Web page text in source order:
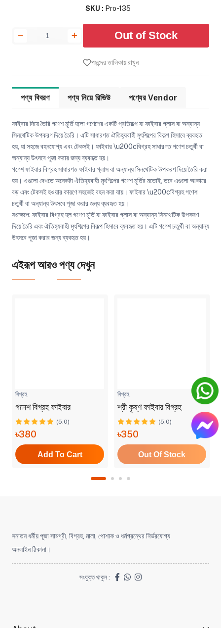
SKU : Pro-135
Out of Stock
পছন্দের তালিকায় রাখুন
পণ্য বিবরণ পণ্য নিয়ে রিভিউ পণ্যের Vendor
ফাইবার দিয়ে তৈরি গণেশ মূর্তি হলো গণেশের একটি প্রতিরূপ যা ফাইবার গ্লাস বা অন্যান্য
সিনথেটিক উপকরণ দিয়ে তৈরি। এটি সাধারণত ঐতিহ্যবাহী মৃৎশিল্পের বিকল্প হিসাবে ব্যবহৃত
হয়, যা সহজে বহনযোগ্য এবং টেকসই। ফাইবার \u200cবিগ্রহ সাধারণত গণেশ চতুর্থী বা
অন্যান্য উৎসবে পূজা করার জন্য ব্যবহৃত হয়।
গণেশ ফাইবার বিগ্রহ সাধারণত ফাইবার গ্লাস বা অন্যান্য সিনথেটিক উপকরণ দিয়ে তৈরি করা
হয়। এগুলো দেখতে অনেকটা ঐতিহ্যবাহী মৃৎশিল্পের গণেশ মূর্তির মতোই, তবে এগুলো আকারে
বড় এবং টেকসই হওয়ার কারণে সহজেই বহন করা যায়। ফাইবার \u200cবিগ্রহ গণেশ
চতুর্থী বা অন্যান্য উৎসবে পূজা করার জন্য ব্যবহৃত হয়।
সংক্ষেপে: ফাইবার বিগ্রহ হল গণেশ মূর্তি যা ফাইবার গ্লাস বা অন্যান্য সিনথেটিক উপকরণ
দিয়ে তৈরি এবং ঐতিহ্যবাহী মৃৎশিল্পের বিকল্প হিসাবে ব্যবহৃত হয়। এটি গণেশ চতুর্থী বা অন্যান্য
উৎসবে পূজা করার জন্য ব্যবহৃত হয়।
এইরূপ আরও পণ্য দেখুন
বিগ্রহ
গনেশ বিগ্রহ ফাইবার
(5.0)
৳380
Add To Cart
বিগ্রহ
শ্রী কৃষ্ণ ফাইবার বিগ্রহ
(5.0)
৳350
Out Of Stock
সনাতন ধর্মীয় পূজা সামগ্রী, বিগ্রহ, মালা, পোশাক ও ধর্মগ্রন্থের নির্ভরযোগ্য
অনলাইন ঠিকানা।
সংযুক্ত থাকুন :